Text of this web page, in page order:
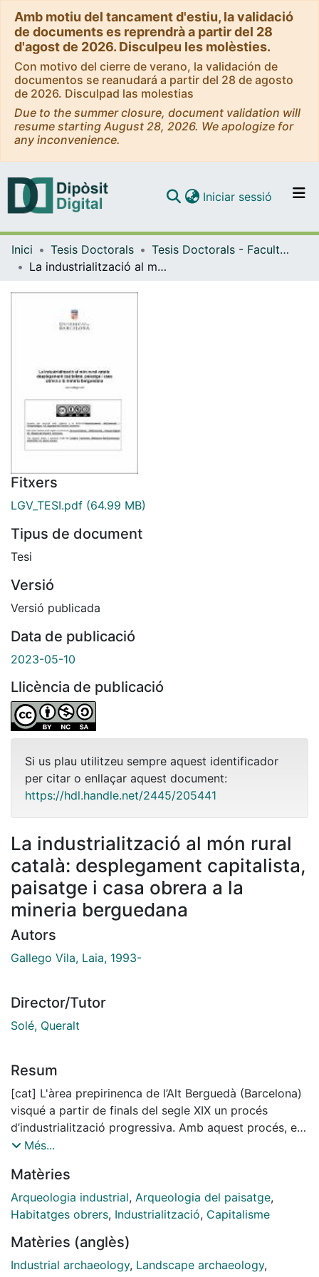
Amb motiu del tancament d'estiu, la validació
de documents es reprendrà a partir del 28
d'agost de 2026. Disculpeu les molèsties.
Con motivo del cierre de verano, la validación de
documentos se reanudará a partir del 28 de agosto
de 2026. Disculpad las molestias
Due to the summer closure, document validation will
resume starting August 28, 2026. We apologize for
any inconvenience.
Navega per tot el DD
Iniciar sessió (current)
Inici Tesis Doctorals
Tesis Doctorals - Facultat - Geografia i Història
La industrialització al món rural català: desplegament capitalista, paisatge i casa obrera a la mineria berguedana
Fitxers
LGV_TESI.pdf (64.99 MB)
Tipus de document
Tesi
Versió
Versió publicada
Data de publicació
2023-05-10
Llicència de publicació
Si us plau utilitzeu sempre aquest identificador
per citar o enllaçar aquest document:
https://hdl.handle.net/2445/205441
La industrialització al món rural
català: desplegament capitalista,
paisatge i casa obrera a la
mineria berguedana
Autors
Gallego Vila, Laia, 1993-
Director/Tutor
Solé, Queralt
Resum
[cat] L'àrea prepirinenca de l’Alt Berguedà (Barcelona)
visqué a partir de finals del segle XIX un procés
d’industrialització progressiva. Amb aquest procés, el
territori es convertí en part de la perifèria energètica i
provocant ràpides i profundes transformacions
socials, culturals i econòmiques. La zona es reordenà
entorn a la mineria del carbó i els fluxos de població
d’habitatges. La present tesi doctoral pretén analitzar
des d’una perspectiva històrico-arqueològica les
Més...
Matèries
Arqueologia industrial, Arqueologia del paisatge,
Habitatges obrers, Industrialització, Capitalisme
Matèries (anglès)
Industrial archaeology, Landscape archaeology,